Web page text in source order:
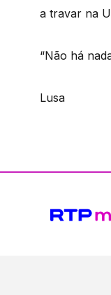
a travar na
“Não há
Lusa